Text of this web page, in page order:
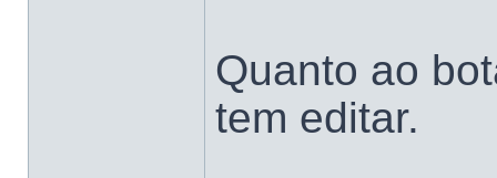
Quanto ao
tem editar.